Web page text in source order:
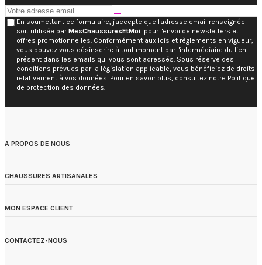
En soumettant ce formulaire, j'accepte que l'adresse email renseignée
soit utilisée parMesChaussuresEtMoi pour l'envoi de newsletters et
offres promotionnelles. Conformément aux lois et règlements en vigueur,
vous pouvez vous désinscrire à tout moment par l'intermédiaire du lien
présent dans les emails qui vous sont adressés. Sous réserve des
conditions prévues par la législation applicable, vous bénéficiez de droits
relativement à vos données. Pour en savoir plus, consultez notre Politique
de protection des données.
A PROPOS DE NOUS
CHAUSSURES ARTISANALES
MON ESPACE CLIENT
CONTACTEZ-NOUS